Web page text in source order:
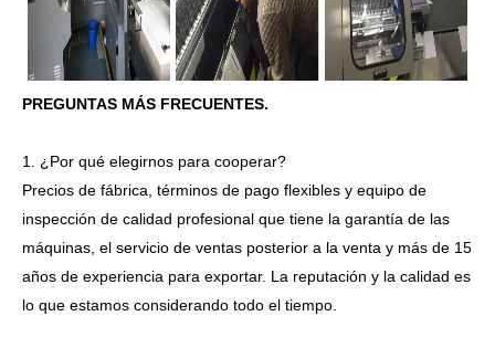
PREGUNTAS MÁS FRECUENTES.
1. ¿Por qué elegirnos para cooperar?
Precios de fábrica, términos de pago flexibles y equipo de
inspección de calidad profesional que tiene la garantía de las
máquinas, el servicio de ventas posterior a la venta y más de 15
años de experiencia para exportar. La reputación y la calidad es
lo que estamos considerando todo el tiempo.